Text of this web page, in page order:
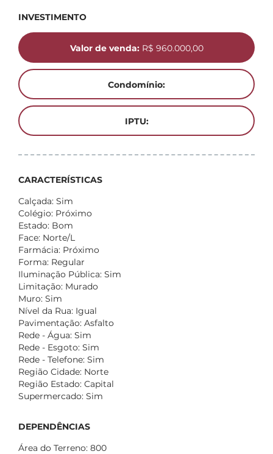
INVESTIMENTO
Valor de venda:R$ 960.000,00
Condomínio:
IPTU:
CARACTERÍSTICAS
Calçada: Sim
Colégio: Próximo
Estado: Bom
Face: Norte/L
Farmácia: Próximo
Forma: Regular
Iluminação Pública: Sim
Limitação: Murado
Muro: Sim
Nível da Rua: Igual
Pavimentação: Asfalto
Rede - Água: Sim
Rede - Esgoto: Sim
Rede - Telefone: Sim
Região Cidade: Norte
Região Estado: Capital
Supermercado: Sim
DEPENDÊNCIAS
Área do Terreno: 800